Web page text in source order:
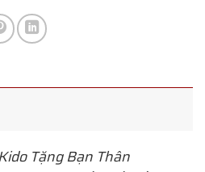
Tặng Bạn Thân